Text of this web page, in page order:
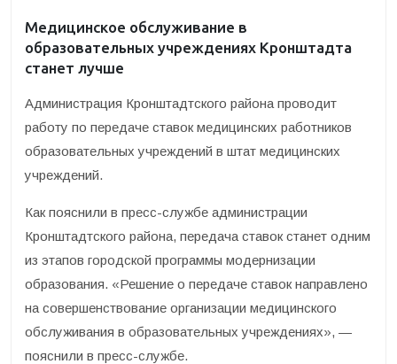
Медицинское обслуживание в
образовательных учреждениях Кронштадта
станет лучше
Администрация Кронштадтского района проводит
работу по передаче ставок медицинских работников
образовательных учреждений в штат медицинских
учреждений.
Как пояснили в пресс-службе администрации
Кронштадтского района, передача ставок станет одним
из этапов городской программы модернизации
образования. «Решение о передаче ставок направлено
на совершенствование организации медицинского
обслуживания в образовательных учреждениях», —
пояснили в пресс-службе.